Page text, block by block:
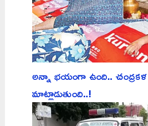
అన్నా భయంగా ఉంది..
మాట్లాడుతుంది..!